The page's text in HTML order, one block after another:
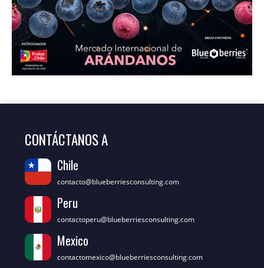
CONTÁCTANOS A
Chile
contacto@blueberriesconsulting.com
Peru
contactoperu@blueberriesconsulting.com
Mexico
contactomexico@blueberriesconsulting.com